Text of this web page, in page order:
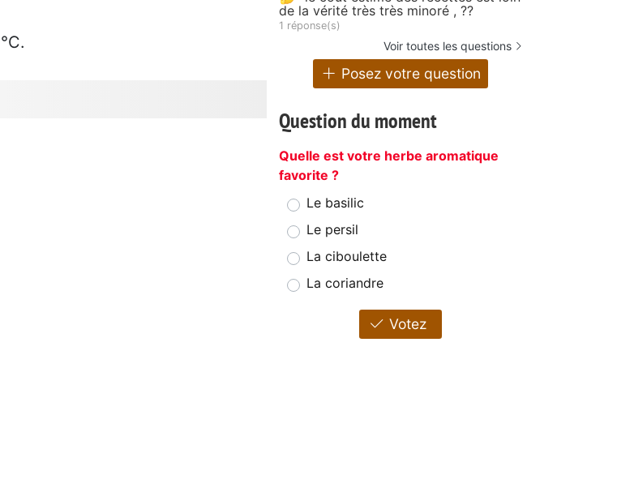
de la vérité très très minoré , ??
1 réponse(s)
Voir toutes les questions
Posez votre question
Question du moment
Quelle est votre herbe aromatique
favorite ?
Le basilic
Le persil
La ciboulette
La coriandre
Votez